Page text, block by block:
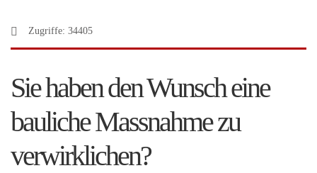
Zugriffe: 34405
Sie haben den Wunsch eine
bauliche Massnahme zu
verwirklichen?